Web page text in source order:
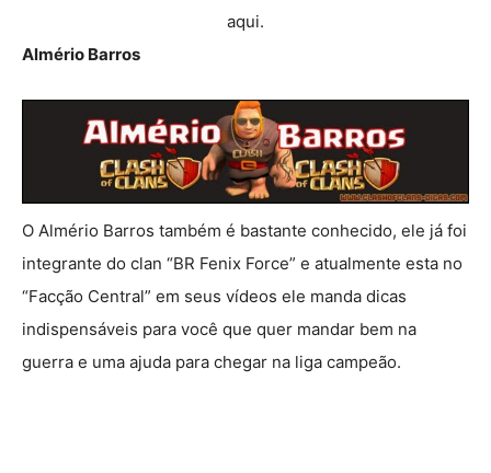
aqui.
Almério Barros
O Almério Barros também é bastante conhecido, ele já foi
integrante do clan “BR Fenix Force” e atualmente esta no
“Facção Central” em seus vídeos ele manda dicas
indispensáveis para você que quer mandar bem na
guerra e uma ajuda para chegar na liga campeão.